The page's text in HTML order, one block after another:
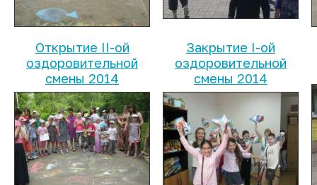
Открытие II-ой
оздоровительной
смены 2014
Закрытие I-ой
оздоровительной
смены 2014